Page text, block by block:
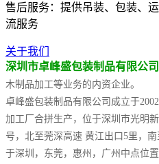
售后服务：提供吊装、包装、
流服务
关于我们
深圳市卓峰盛包装制品有限公司
木制品加工等业务的内资企业。
卓峰盛包装制品有限公司成立于
加工厂合拼生产，位于深圳市光明
号，北至莞深高速 黄江出口5里，
于深圳，东莞，惠州，广州中点位